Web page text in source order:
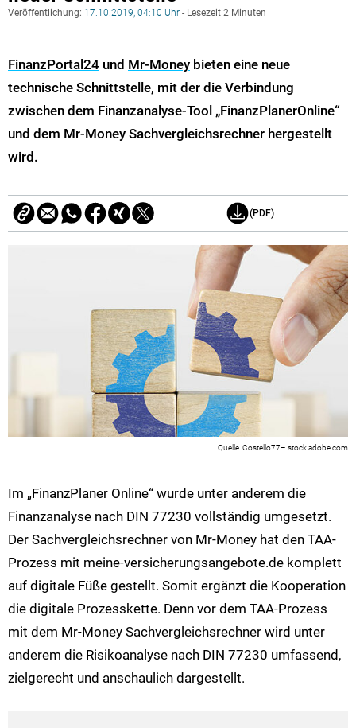
Veröffentlichung: 17.10.2019, 04:10 Uhr - Lesezeit 2 Minuten
FinanzPortal24 und Mr-Money bieten eine neue
technische Schnittstelle, mit der die Verbindung
zwischen dem Finanzanalyse-Tool „FinanzPlanerOnline“
und dem Mr-Money Sachvergleichsrechner hergestellt
wird.
(PDF)
Costello77– stock.adobe.com
Im „FinanzPlaner Online“ wurde unter anderem die
Finanzanalyse nach DIN 77230 vollständig umgesetzt.
Der Sachvergleichsrechner von Mr-Money hat den TAA-
Prozess mit meine-versicherungsangebote.de komplett
auf digitale Füße gestellt. Somit ergänzt die Kooperation
die digitale Prozesskette. Denn vor dem TAA-Prozess
mit dem Mr-Money Sachvergleichsrechner wird unter
anderem die Risikoanalyse nach DIN 77230 umfassend,
zielgerecht und anschaulich dargestellt.